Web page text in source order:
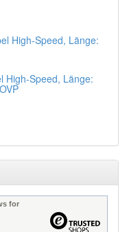
High-Speed, Länge:
for